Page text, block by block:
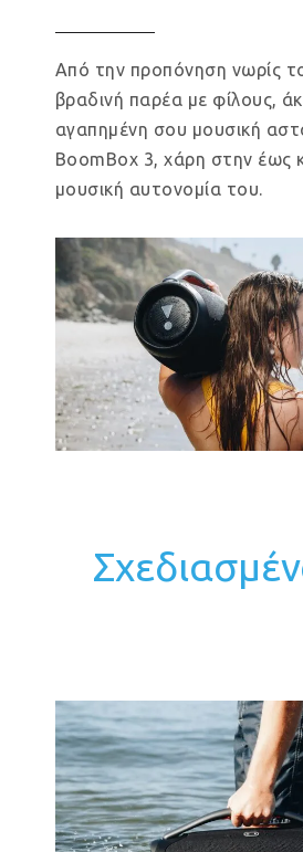
Από την προπόνηση νωρίς
βραδινή παρέα με φίλους,
αγαπημένη σου μουσική
BoomBox 3, χάρη στην έως
μουσική αυτονομία του.